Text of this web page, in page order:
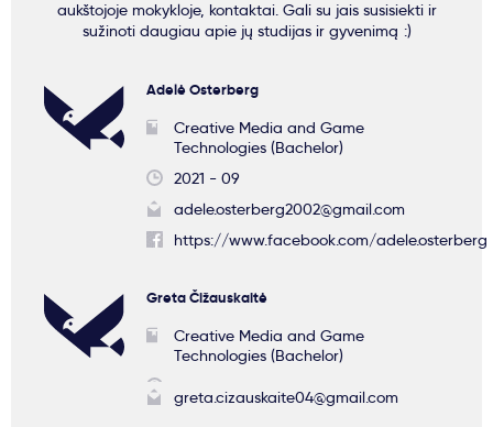
aukštojoje mokykloje, kontaktai. Gali su jais susisiekti ir
sužinoti daugiau apie jų studijas ir gyvenimą :)
Adelė Osterberg
Creative Media and Game
Technologies (Bachelor)
2021 - 09
adele.osterberg2002@gmail.com
https://www.facebook.com/adele.osterberg
Greta Čižauskaitė
Creative Media and Game
Technologies (Bachelor)
greta.cizauskaite04@gmail.com